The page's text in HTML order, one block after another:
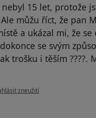
15 let, protože
můžu říct, že pan
a ukázal mi, že se
se svým
trošku i těším ????.
názoru uživatele Váš účet byl
zneužití